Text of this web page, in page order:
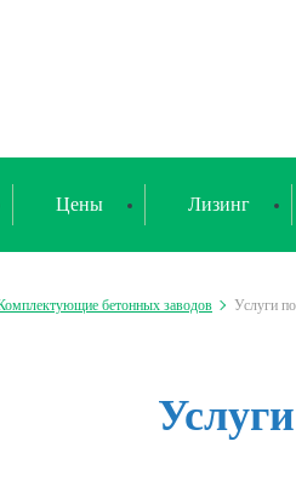
Цены Лизинг
бетонных заводов Услуги